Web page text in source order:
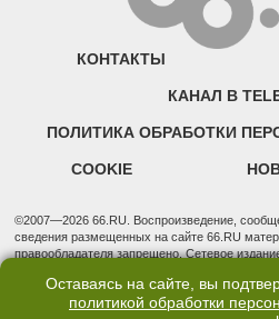
КОНТАКТЫ
КАНАЛ В
ПОЛИТИКА ОБРАБОТКИ
COOKIE
©2007—2026 66.RU. Воспроизведение,
сведения размещенных на сайте 66.RU
правообладателя запрещено. Сетевое
надзору в сфере связи, информационных
(Роскомнадзор). Регистрационный номер ЭЛ
Оставаясь на сайте, вы
политикой обработки